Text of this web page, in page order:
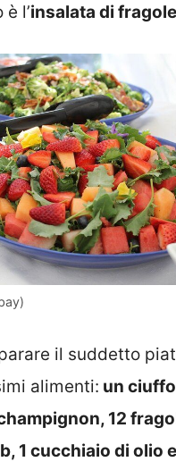
l’insalata di
il suddetto
alimenti: un
12
1 cucchiaio di olio